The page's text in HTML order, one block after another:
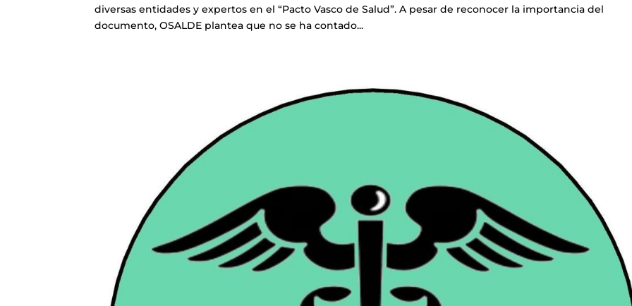
diversas entidades y expertos en el “Pacto Vasco de Salud”. A pesar de reconocer la importancia del
documento, OSALDE plantea que no se ha contado...